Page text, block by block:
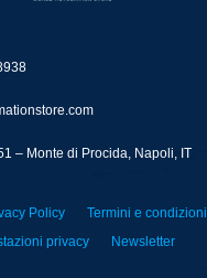
– Monte di Procida, Napoli, IT
Policy
Termini e condizioni
privacy Newsletter